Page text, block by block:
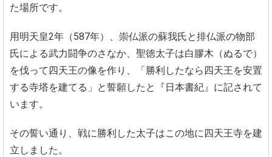
た場所です。
用明天皇2年（587年）、崇仏派の蘇我氏と排仏派の物部
氏による武力闘争のさなか、聖徳太子は白膠木（ぬるで）
を伐って四天王の像を作り、「勝利したなら四天王を安置
する寺塔を建てる」と誓願したと『日本書紀』に記されて
います。
その誓い通り、戦に勝利した太子はこの地に四天王寺を建
立しました。